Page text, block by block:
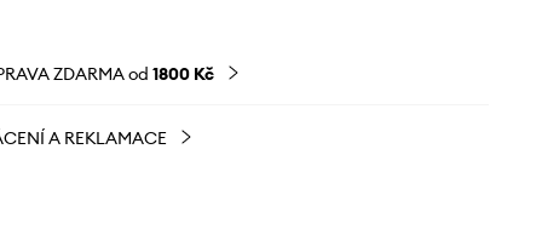
ZDARMA od 1800 Kč
A REKLAMACE